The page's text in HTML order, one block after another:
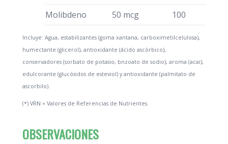
Molibdeno
50 mcg 100
Incluye: Agua, estabilizantes (goma xantana, carboximetilcelulosa),
humectante (glicerol), antioxidante (ácido ascórbico),
conservadores (sorbato de potasio, bnzoato de sodio), aroma (acai),
edulcorante (glucósidos de esteviol) y antioxidante (palmitato de
ascorbilo).
(*) VRN = Valores de Referencias de Nutrientes.
OBSERVACIONES